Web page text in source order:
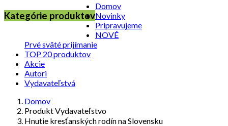
Kategórie produktov
Domov
Novinky
Pripravujeme
NOVÉ
Prvé sväté prijímanie
TOP 20 produktov
Akcie
Autori
Vydavateľstvá
Domov
Produkt Vydavateľstvo
Hnutie kresťanských rodín na Slovensku